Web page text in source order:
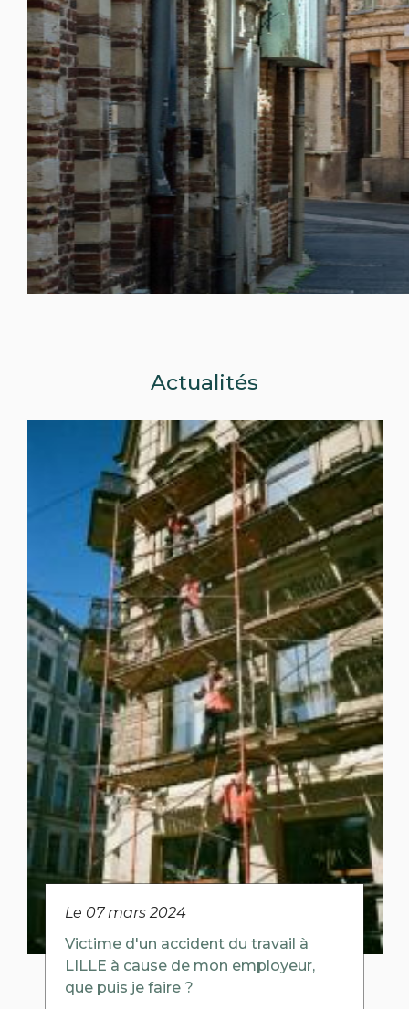
Actualités
Le 07 mars 2024
Victime d'un accident du travail à
LILLE à cause de mon employeur,
que puis je faire ?